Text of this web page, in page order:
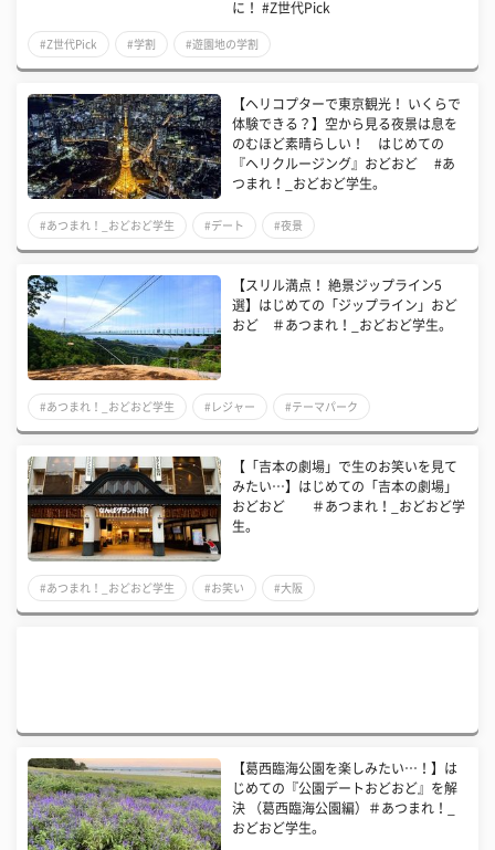
に！ #Z世代Pick
#Z世代Pick #学割 #遊園地の学割
【ヘリコプターで東京観光！ いくらで
体験できる？】空から見る夜景は息を
のむほど素晴らしい！ はじめての
『ヘリクルージング』おどおど #あ
つまれ！_おどおど学生。
#あつまれ！_おどおど学生 #デート #夜景
【スリル満点！ 絶景ジップライン5
選】はじめての「ジップライン」おど
おど ＃あつまれ！_おどおど学生。
#あつまれ！_おどおど学生 #レジャー #テーマパーク
【「吉本の劇場」で生のお笑いを見て
みたい…】はじめての「吉本の劇場」
おどおど ＃あつまれ！_おどおど学
生。
#あつまれ！_おどおど学生 #お笑い #大阪
【葛西臨海公園を楽しみたい…！】は
じめての『公園デートおどおど』を解
決 （葛西臨海公園編）＃あつまれ！_
おどおど学生。